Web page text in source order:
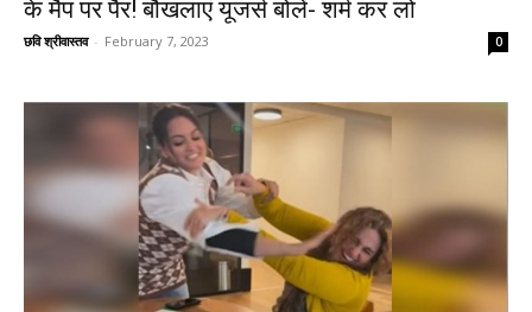
के मैप पर पैर! बौखलाएं यूजर्स बोलें- शर्म कर लो
छवि श्रीवास्तव - February 7, 2023 0